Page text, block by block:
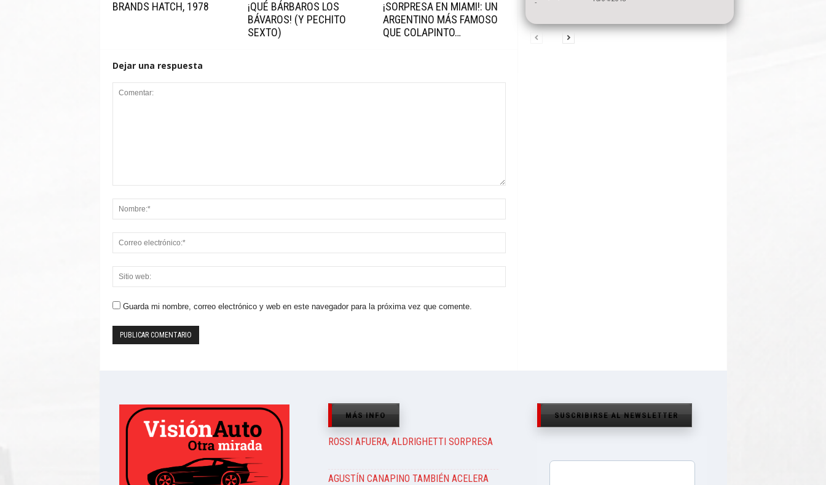
BRANDS HATCH, 1978
¡QUÉ BÁRBAROS LOS
BÁVAROS! (Y PECHITO
SEXTO)
¡SORPRESA EN MIAMI!: UN
ARGENTINO MÁS FAMOSO
QUE COLAPINTO…
Dejar una respuesta
Guarda mi nombre, correo electrónico y web en este navegador para la próxima vez que comente.
MÁS INFO
ROSSI AFUERA, ALDRIGHETTI SORPRESA
AGUSTÍN CANAPINO TAMBIÉN ACELERA
SUSCRIBIRSE AL NEWSLETTER